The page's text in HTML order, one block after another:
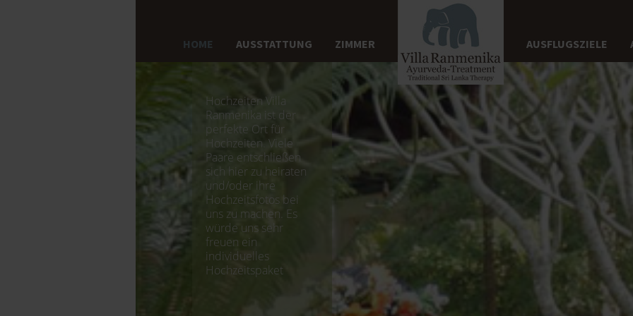
HOME AUSSTATTUNG ZIMMER AUSFLUGSZIELE
Hochzeiten Villa
Ranmenika ist der
perfekte Ort für
Hochzeiten. Viele
Paare entschließen
sich hier zu heiraten
und/oder ihre
Hochzeitsfotos bei
uns zu machen. Es
würde uns sehr
freuen ein
individuelles
Hochzeitspaket